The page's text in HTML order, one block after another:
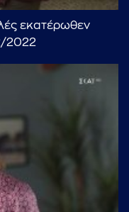
εκατέρωθεν
2022